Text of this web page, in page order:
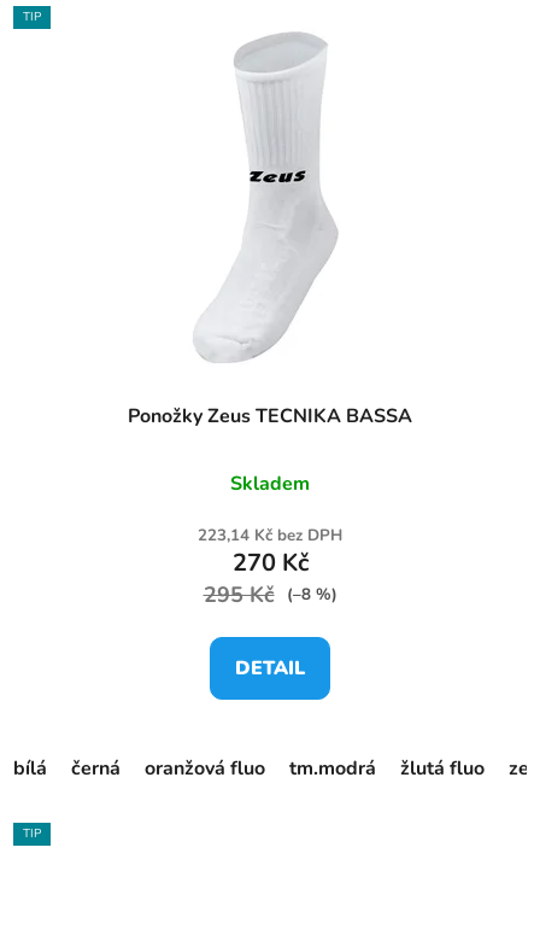
TIP
Ponožky Zeus TECNIKA BASSA
Skladem
223,14 Kč bez DPH
270 Kč
295 Kč (–8 %)
DETAIL
bílá černá oranžová fluo tm.modrá žlutá fluo
TIP